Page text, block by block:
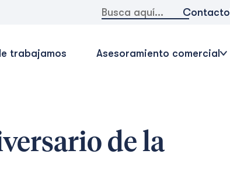
Buscar: Contacto
trabajamos Asesoramiento comercial
de la